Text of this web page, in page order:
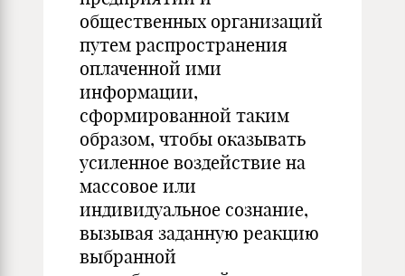
общественных организаций
путем распространения
оплаченной ими
информации,
сформированной таким
образом, чтобы оказывать
усиленное воздействие на
массовое или
индивидуальное сознание,
вызывая заданную реакцию
выбранной